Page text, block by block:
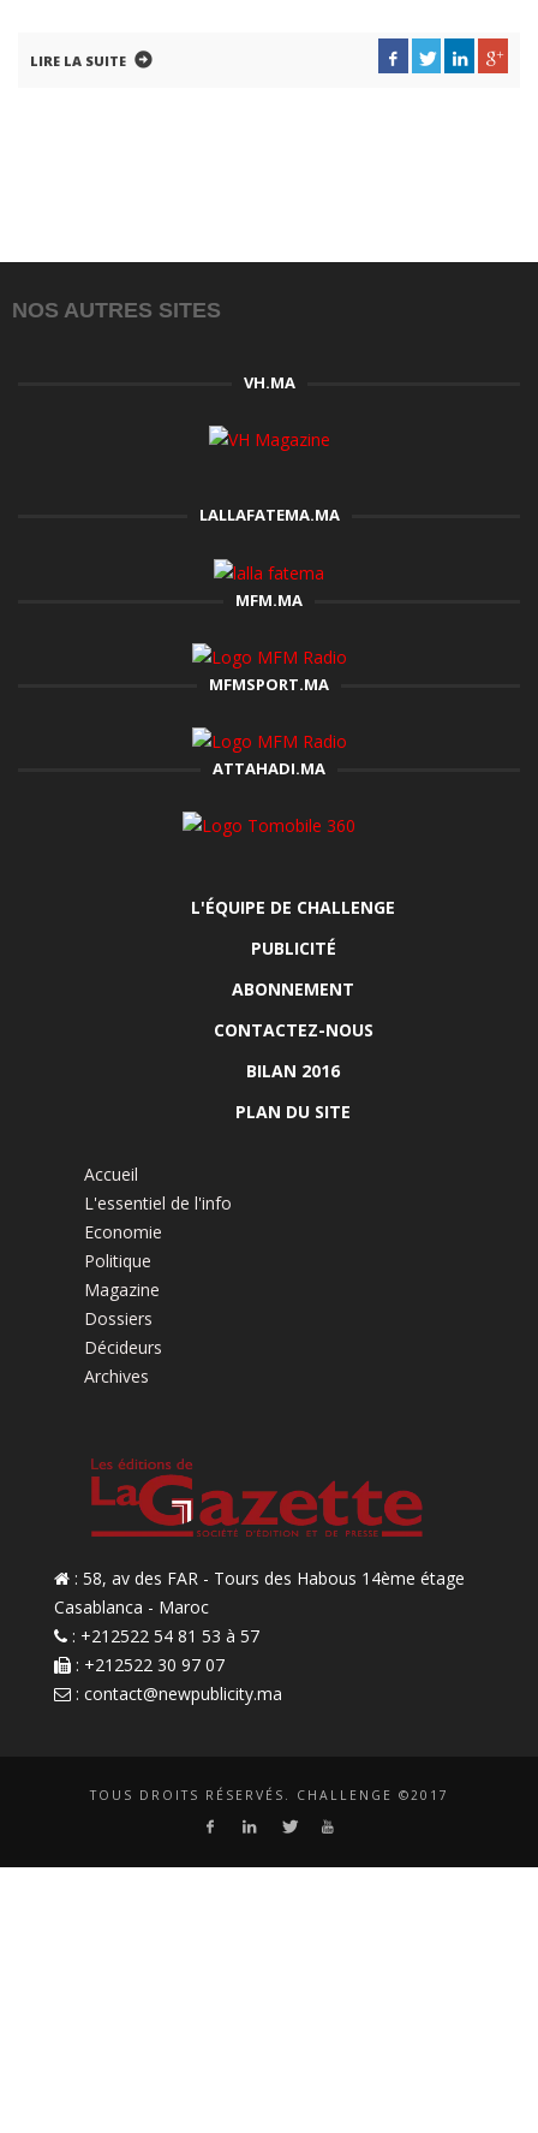
LIRE LA SUITE
NOS AUTRES SITES
VH.MA
LALLAFATEMA.MA
MFM.MA
MFMSPORT.MA
ATTAHADI.MA
L'ÉQUIPE DE CHALLENGE
PUBLICITÉ
ABONNEMENT
CONTACTEZ-NOUS
BILAN 2016
PLAN DU SITE
Accueil
L'essentiel de l'info
Economie
Politique
Magazine
Dossiers
Décideurs
Archives
: 58, av des FAR - Tours des Habous 14ème étage
Casablanca - Maroc
: +212522 54 81 53 à 57
: +212522 30 97 07
: contact@newpublicity.ma
TOUS DROITS RÉSERVÉS. CHALLENGE ©2017